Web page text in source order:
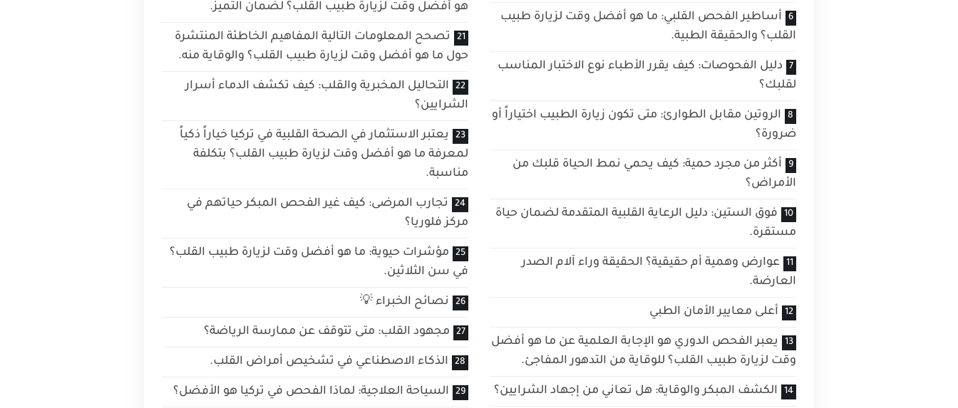
أساطير الفحص القلبي: ما هو أفضل وقت لزيارة طبيب
القلب؟ والحقيقة الطبية.
دليل الفحوصات: كيف يقرر الأطباء نوع الاختبار المناسب
لقلبك؟
الروتين مقابل الطوارئ: متى تكون زيارة الطبيب اختياراً أو
ضرورة؟
أكثر من مجرد حمية: كيف يحمي نمط الحياة قلبك من
الأمراض؟
فوق الستين: دليل الرعاية القلبية المتقدمة لضمان حياة
مستقرة.
عوارض وهمية أم حقيقية؟ الحقيقة وراء آلام الصدر
العارضة.
أعلى معايير الأمان الطبي
يعبر الفحص الدوري هو الإجابة العلمية عن ما هو أفضل
وقت لزيارة طبيب القلب؟ للوقاية من التدهور المفاجئ.
الكشف المبكر والوقاية: هل تعاني من إجهاد الشرايين؟
هو أفضل وقت لزيارة طبيب القلب؟ لضمان التميز.
تصحح المعلومات التالية المفاهيم الخاطئة المنتشرة
حول ما هو أفضل وقت لزيارة طبيب القلب؟ والوقاية منه.
التحاليل المخبرية والقلب: كيف تكشف الدماء أسرار
الشرايين؟
يعتبر الاستثمار في الصحة القلبية في تركيا خياراً ذكياً
لمعرفة ما هو أفضل وقت لزيارة طبيب القلب؟ بتكلفة
مناسبة.
تجارب المرضى: كيف غير الفحص المبكر حياتهم في
مركز فلوريا؟
مؤشرات حيوية: ما هو أفضل وقت لزيارة طبيب القلب؟
في سن الثلاثين.
نصائح الخبراء 💡
مجهود القلب: متى تتوقف عن ممارسة الرياضة؟
الذكاء الاصطناعي في تشخيص أمراض القلب.
السياحة العلاجية: لماذا الفحص في تركيا هو الأفضل؟